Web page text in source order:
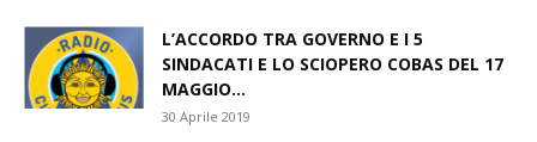
L’ACCORDO TRA GOVERNO E I 5
SINDACATI E LO SCIOPERO COBAS DEL 17
MAGGIO...
30 Aprile 2019